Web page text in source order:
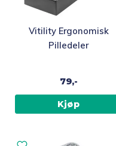
Vitility Ergonomisk
Pilledeler
79,-
Kjøp